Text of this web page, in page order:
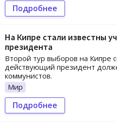
Подробнее
На Кипре стали известны
президента
Второй тур выборов на Кипре
действующий президент
коммунистов.
Мир
Подробнее